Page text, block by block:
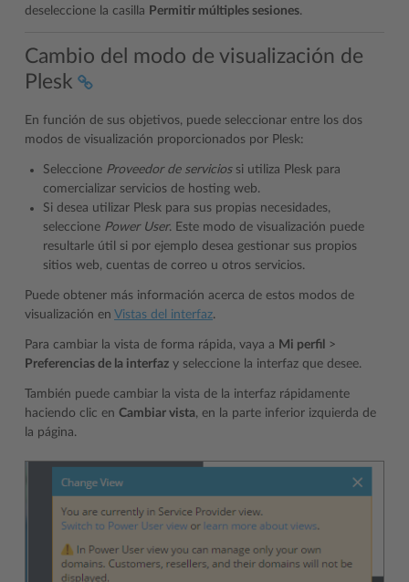
deseleccione la casilla Permitir múltiples sesiones.
Cambio del modo de visualización de
Plesk
En función de sus objetivos, puede seleccionar entre los dos
modos de visualización proporcionados por Plesk:
Seleccione Proveedor de serviciossi utiliza Plesk para
comercializar servicios de hosting web.
Si desea utilizar Plesk para sus propias necesidades,
seleccione Power User. Este modo de visualización puede
resultarle útil si por ejemplo desea gestionar sus propios
sitios web, cuentas de correo u otros servicios.
Puede obtener más información acerca de estos modos de
visualización en Vistas del interfaz.
Para cambiar la vista de forma rápida, vaya a Mi perfil >
Preferencias de la interfaz y seleccione la interfaz que desee.
También puede cambiar la vista de la interfaz rápidamente
haciendo clic en Cambiar vista, en la parte inferior izquierda de
la página.